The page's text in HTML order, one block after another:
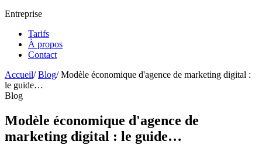
Entreprise
Tarifs
À propos
Contact
Accueil/ Blog/ Modèle économique d'agence de marketing digital :
le guide…
Blog
Modèle économique d'agence de
marketing digital : le guide…